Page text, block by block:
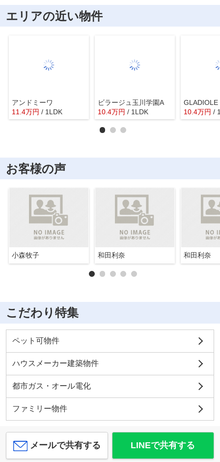
エリアの近い物件
アンドミーワ
11.4万円 / 1LDK
ビラージュ玉川学園A
10.4万円 / 1LDK 10.4万円 /
お客様の声
小森牧子 和田利奈 和田利奈
こだわり特集
ペット可物件
ハウスメーカー建築物件
都市ガス・オール電化
ファミリー物件
メールで共有する LINEで共有する